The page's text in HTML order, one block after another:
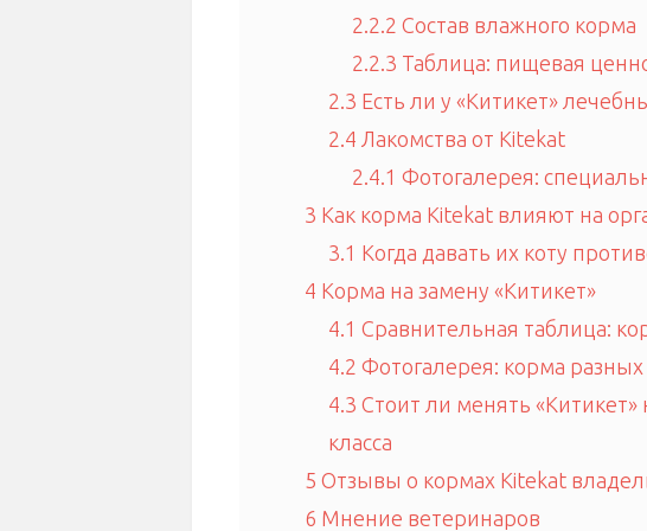
2.2.2 Состав влажного корма
2.2.3 Таблица: пищевая
2.3 Есть ли у «Китикет»
2.4 Лакомства от Kitekat
2.4.1 Фотогалерея:
3 Как корма Kitekat влияют на
3.1 Когда давать их коту
4 Корма на замену «Китикет»
4.1 Сравнительная таблица:
4.2 Фотогалерея: корма разных
4.3 Стоит ли менять
класса
5 Отзывы о кормах Kitekat
6 Мнение ветеринаров